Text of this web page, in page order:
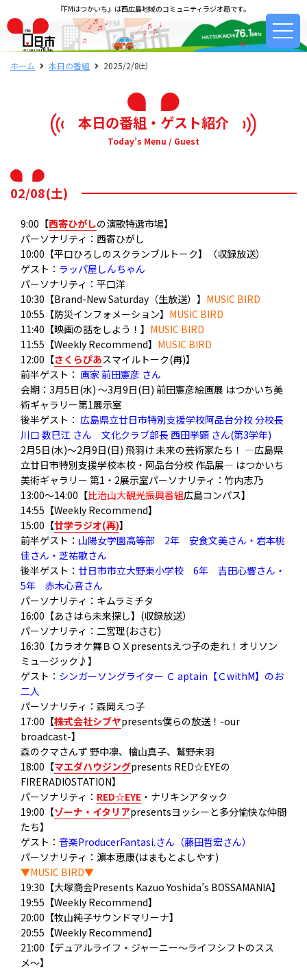
『FMはつかいち』は西広島地域のコミュニティラジオ局です。
ホーム 本日の番組 2025/2/8㈯
本日の番組・ゲスト紹介
Today’s Menu / Guest
02/08(土)
9:00【西寄ひがしの演歌特選市場】
パーソナリティ：西寄ひがし
10:00【平口ひろしのスクランブルトーク】（収録放送）
ゲスト： ラッパ屋しんちゃん
パーソナリティ：平口洋
10:30【Brand-New Saturday（生放送）】 MUSIC BIRD
10:55【防災インフォメーション】 MUSIC BIRD
11:40【映画の話をしよう！】 MUSIC BIRD
11:55【Weekly Recommend】 MUSIC BIRD
12:00【さくらぴあスマイルトーク(再)】
前半ゲスト： 画家 前田憲彦 さん
会期：3月5日(水) ～3月9日(日) 前田憲彦絵画展 はつかいち美
術ギャラリー第1展示室
後半ゲスト： 広島県立廿日市特別支援学校阿品台分校 分校長
川口 数巳江 さん 文化クラブ部長 西田挙顕 さん(第3学年)
2月5日(水)〜2月9日(日) 飛羽け 未来の芸術家たち！ ―広島県
立廿日市特別支援学校本校・阿品台分校 作品展― はつかいち
美術ギャラリー 第1・2展示室パーソナリティ：竹内志乃
13:00～14:00【比治山大観光振興番組広島コンパス】
14:55【Weekly Recommend】
15:00【廿学ラジオ(再)】
前半ゲスト： 山陽女学園高等部 2年 安食文美さん・岩本桃
佳さん・芝祐歌さん
後半ゲスト： 廿日市市立大野東小学校 6年 吉田心響さん・
5年 赤木心音さん
パーソナリティ：キムラミチタ
16:00【あさはら未来探し】(収録放送）
パーソナリティ：二宮理(おさむ)
16:30【カラオケ舞ＢＯＸpresentsえつ子の走れ！オリソン
ミュージック♪】
ゲスト： シンガーソングライター Ｃ aptain【ＣwithM】のお
二人
パーソナリティ：森岡えつ子
17:00【株式会社シブヤpresents僕らの放送！-our
broadcast-】
森のクマさんず 野中凛、檜山真子、鷲野未羽
18:00【マエダハウジングpresents RED☆EYEの
FIRERADIOSTATION】
パーソナリティ： RED☆EYE ・ナリキンアタック
19:00【ゾーナ・イタリアpresentsヨッシーと多分愉快な仲間
たち】
ゲスト： 音楽ProducerFantasi.さん（藤田哲宏さん）
パーソナリティ：濵本恵康(はまもとよしやす)
▼MUSIC BIRD▼
19:30【大塚商会Presents Kazuo Yoshida’s BOSSAMANIA】
19:55【Weekly Recommend】
20:00【牧山純子サウンドマリーナ】
20:55【Weekly Recommend】
21:00【デュアルライフ・ジャーニー〜ライフシフトのスス
メ〜】